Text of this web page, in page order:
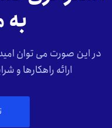
در این صورت می توان
ارائه راهکارها و